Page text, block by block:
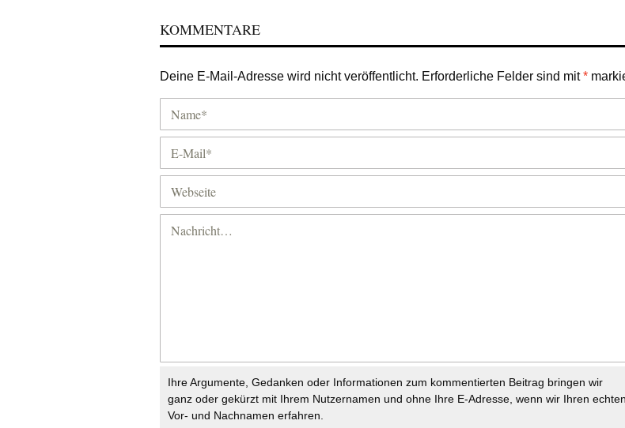
KOMMENTARE
Deine E-Mail-Adresse wird nicht veröffentlicht. Erforderliche Felder sind mit*
Ihre Argumente, Gedanken oder Informationen zum kommentierten Beitrag bringen wir
ganz oder gekürzt mit Ihrem Nutzernamen und ohne Ihre E-Adresse, wenn wir Ihren echten
Vor- und Nachnamen erfahren.